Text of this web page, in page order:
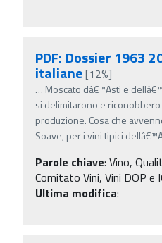
PDF: Dossier 1963
italiane[12%]
… Moscato dâ€™Asti e
si delimitarono e
produzione. Cosa che
Soave, per i vini tipici
Parole chiave: Vino,
Comitato Vini, Vini DOP e
Ultima modifica: